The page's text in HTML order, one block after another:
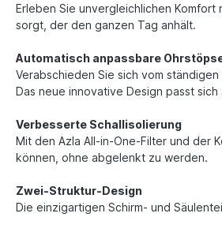
Erleben Sie unvergleichlichen Komfort
sorgt, der den ganzen Tag anhält.
Automatisch anpassbare
Verabschieden Sie sich vom
Das neue innovative Design passt
Verbesserte Schallisolierung
Mit den Azla All-in-One-Filter und der
können, ohne abgelenkt zu werden.
Zwei-Struktur-Design
Die einzigartigen Schirm- und